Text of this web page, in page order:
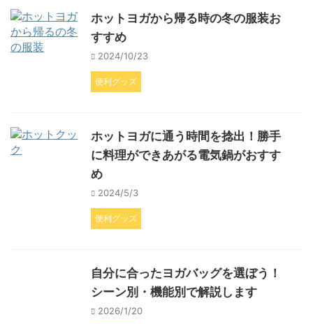
ホットヨガから帰る時の冬の服装お
すすめ
2024/10/23
便利グッズ
ホットヨガに通う時間を捻出！勝手
に料理ができあがる電気鍋がおすす
め
2024/5/3
便利グッズ
自分に合ったヨガバッグを選ぼう！
シーン別・機能別で解説します
2026/1/20